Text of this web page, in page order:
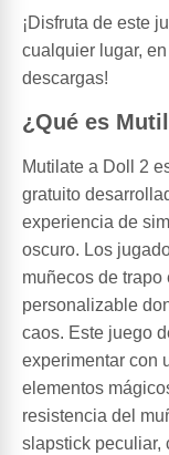
¡Disfruta de este
cualquier lugar,
descargas!
¿Qué es
Mutilate a Doll 2
gratuito
experiencia de
oscuro. Los
muñecos de trapo
personalizable
caos. Este juego
experimentar con
elementos
resistencia del
slapstick peculiar,